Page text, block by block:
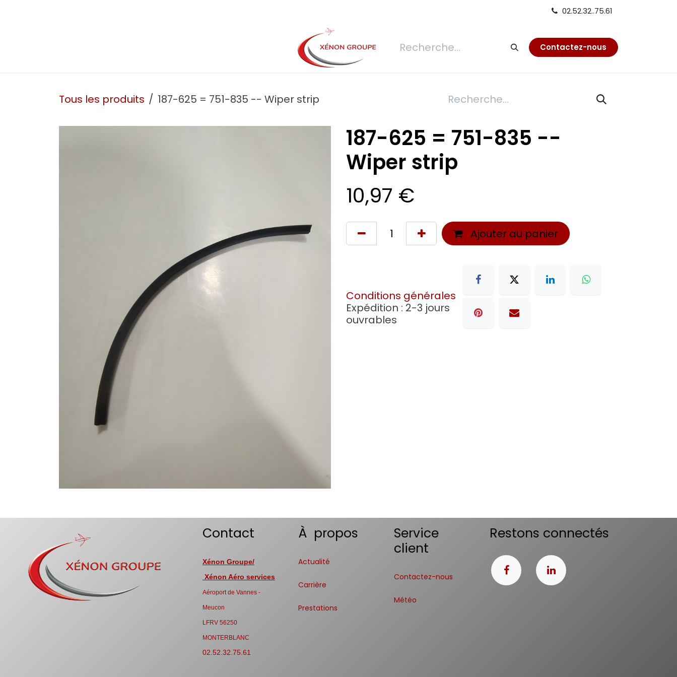
02.52.32..75.61
Demande de devis Connexion Réfection Contactez-nous
Tous les produits 187-625 = 751-835 -- Wiper strip
187-625 = 751-835 --
Wiper strip
10,97 €
Ajouter au panier
Conditions générales
Expédition : 2-3 jours
ouvrables
Contact
Xénon Groupe/
Xénon Aéro services
Aéroport de Vannes -
Meucon
LFRV 56250
MONTERBLANC
02.52.32.75.61
À propos
Actualité
Carrière
Prestations
Service
client
Contactez-nous
Météo
Restons connectés